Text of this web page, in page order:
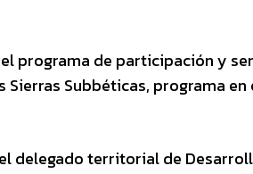
programa de participación y
Subbéticas, programa
delegado territorial de